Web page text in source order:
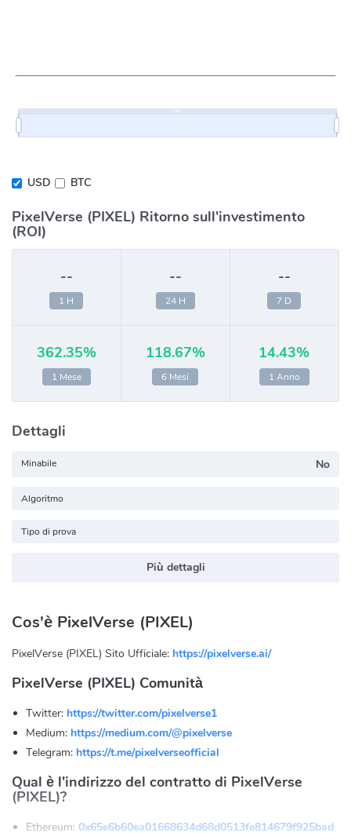
USD BTC
PixelVerse (PIXEL) Ritorno sull'investimento
(ROI)
--
1 H
--
24 H
--
7 D
362.35%
1 Mese
118.67%
6 Mesi
14.43%
1 Anno
Dettagli
Minabile No
Algoritmo
Tipo di prova
Più dettagli
Cos'è PixelVerse (PIXEL)
PixelVerse (PIXEL) Sito Ufficiale: https://pixelverse.ai/
PixelVerse (PIXEL) Comunità
Twitter: https://twitter.com/pixelverse1
Medium: https://medium.com/@pixelverse
Telegram: https://t.me/pixelverseofficial
Qual è l'indirizzo del contratto di PixelVerse
(PIXEL)?
Ethereum: 0x65e6b60ea01668634d68d0513fe814679f925bad